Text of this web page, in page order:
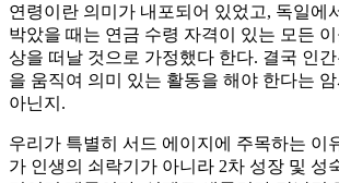
연령이란 의미가 내포되어 있었고, 독일에
박았을 때는 연금 수령 자격이 있는 모든
상을 떠날 것으로 가정했다 한다. 결국 인
을 움직여 의미 있는 활동을 해야 한다는
아닌지.
우리가 특별히 서드 에이지에 주목하는 이
가 인생의 쇠락기가 아니라 2차 성장 및 성